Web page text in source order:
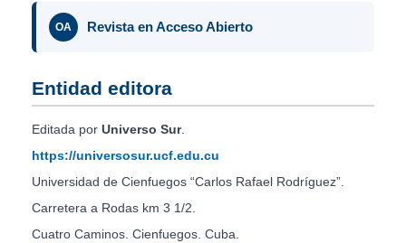
OA Revista en Acceso Abierto
Entidad editora
Editada por Universo Sur.
https://universosur.ucf.edu.cu
Universidad de Cienfuegos “Carlos Rafael Rodríguez”.
Carretera a Rodas km 3 1/2.
Cuatro Caminos. Cienfuegos. Cuba.